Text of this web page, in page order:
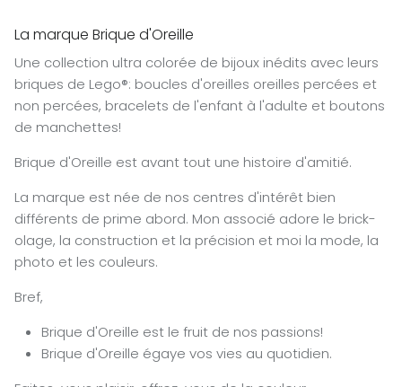
La marque Brique d'Oreille
Une collection ultra colorée de bijoux inédits avec leurs
briques de Lego®: boucles d'oreilles oreilles percées et
non percées, bracelets de l'enfant à l'adulte et boutons
de manchettes!
Brique d'Oreille est avant tout une histoire d'amitié.
La marque est née de nos centres d'intérêt bien
différents de prime abord. Mon associé adore le brick-
olage, la construction et la précision et moi la mode, la
photo et les couleurs.
Bref,
Brique d'Oreille est le fruit de nos passions!
Brique d'Oreille égaye vos vies au quotidien.